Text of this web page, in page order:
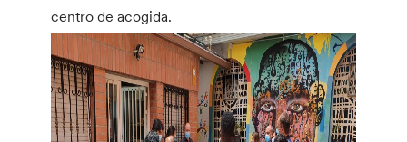
centro de acogida.